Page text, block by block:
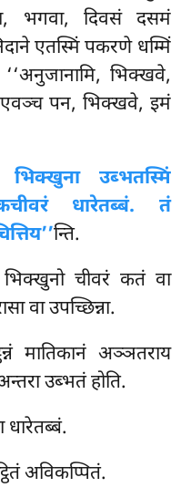
भगवा, दिवसं दसमं
एतस्मिं पकरणे धम्मिं
भिक्खवे,
एवञ्च पन, भिक्खवे, इमं
भिक्खुना उब्भतस्मिं
धारेतब्बं. तं
न्ति.
भिक्खुनो चीवरं कतं वा
वा उपच्छिन्ना.
मातिकानं अञ्ञतराय
उब्भतं होति.
धारेतब्बं.
अविकप्पितं.